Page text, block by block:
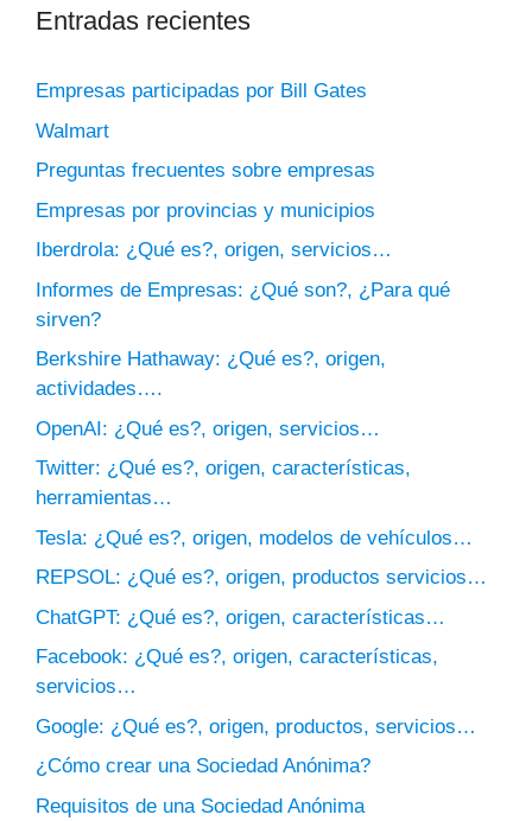
Entradas recientes
Empresas participadas por Bill Gates
Walmart
Preguntas frecuentes sobre empresas
Empresas por provincias y municipios
Iberdrola: ¿Qué es?, origen, servicios…
Informes de Empresas: ¿Qué son?, ¿Para qué
sirven?
Berkshire Hathaway: ¿Qué es?, origen,
actividades….
OpenAI: ¿Qué es?, origen, servicios…
Twitter: ¿Qué es?, origen, características,
herramientas…
Tesla: ¿Qué es?, origen, modelos de vehículos…
REPSOL: ¿Qué es?, origen, productos servicios…
ChatGPT: ¿Qué es?, origen, características…
Facebook: ¿Qué es?, origen, características,
servicios…
Google: ¿Qué es?, origen, productos, servicios…
¿Cómo crear una Sociedad Anónima?
Requisitos de una Sociedad Anónima